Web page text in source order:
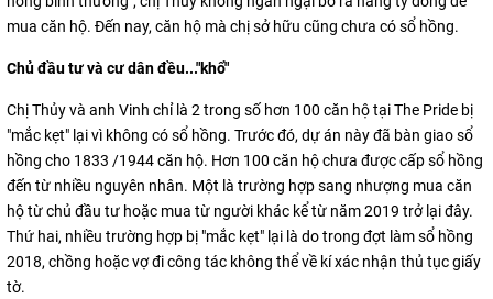
mua căn hộ. Đến nay, căn hộ mà chị sở hữu cũng chưa có sổ hồng.
Chủ đầu tư và cư dân đều..."khổ"
Chị Thủy và anh Vinh chỉ là 2 trong số hơn 100 căn hộ tại The Pride bị
"mắc kẹt" lại vì không có sổ hồng. Trước đó, dự án này đã bàn giao sổ
hồng cho 1833 /1944 căn hộ. Hơn 100 căn hộ chưa được cấp sổ hồng
đến từ nhiều nguyên nhân. Một là trường hợp sang nhượng mua căn
hộ từ chủ đầu tư hoặc mua từ người khác kể từ năm 2019 trở lại đây.
Thứ hai, nhiều trường hợp bị "mắc kẹt" lại là do trong đợt làm sổ hồng
2018, chồng hoặc vợ đi công tác không thể về kí xác nhận thủ tục giấy
tờ.